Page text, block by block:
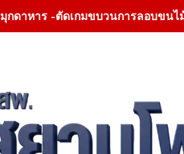
มุกดาหาร -ตัดเกมขบวนการลอบขนไ